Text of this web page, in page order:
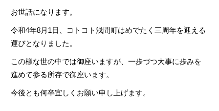
お世話になります。
令和4年8月1日、コトコト浅間町はめでたく三周年を迎える
運びとなりました。
この様な世の中では御座いますが、一歩づつ大事に歩みを
進めて参る所存で御座います。
今後とも何卒宜しくお願い申し上げます。